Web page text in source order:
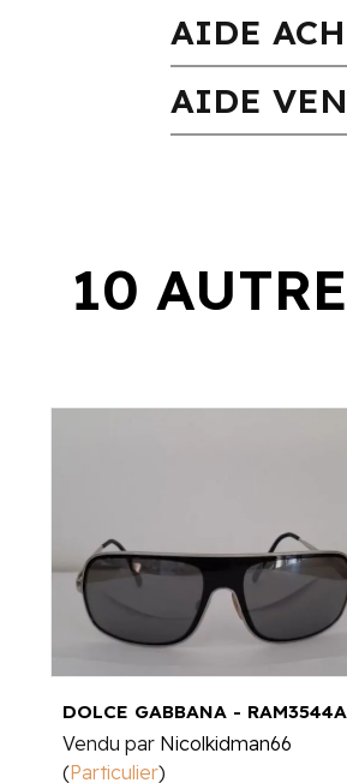
AIDE
AIDE
10
Vendu par Nicolkidman66
(Particulier)